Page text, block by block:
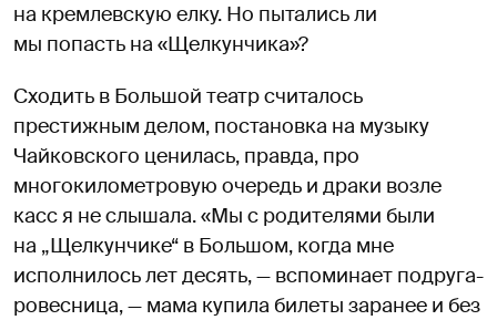
на кремлевскую елку. Но пытались ли
мы попасть на «Щелкунчика»?
Сходить в Большой театр считалось
престижным делом, постановка на музыку
Чайковского ценилась, правда, про
многокилометровую очередь и драки возле
касс я не слышала. «Мы с родителями были
на „Щелкунчике“ в Большом, когда мне
исполнилось лет десять, — вспоминает подруга-
ровесница, — мама купила билеты заранее и без